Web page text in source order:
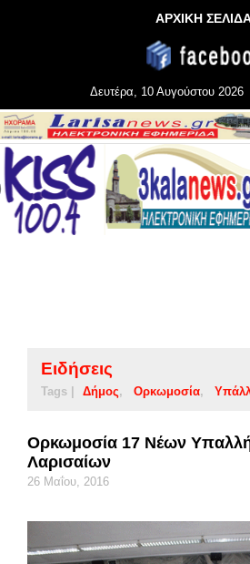
ΑΡΧΙΚΗ
Δευτέρα, 10 Αυγούστου 2026
Ειδήσεις
Tags | Δήμος Ορκωμοσία
Ορκωμοσία 17 Νέων
Λαρισαίων
26 Μαΐου, 2016